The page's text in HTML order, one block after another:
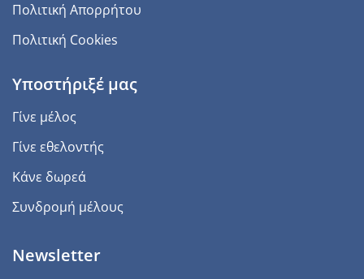
Πολιτική Απορρήτου
Πολιτική Cookies
Υποστήριξέ μας
Γίνε μέλος
Γίνε εθελοντής
Κάνε δωρεά
Συνδρομή μέλους
Newsletter